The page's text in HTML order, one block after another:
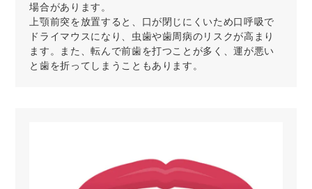
場合があります。
上顎前突を放置すると、口が閉じにくいため口呼吸で
ドライマウスになり、虫歯や歯周病のリスクが高まり
ます。また、転んで前歯を打つことが多く、運が悪い
と歯を折ってしまうこともあります。